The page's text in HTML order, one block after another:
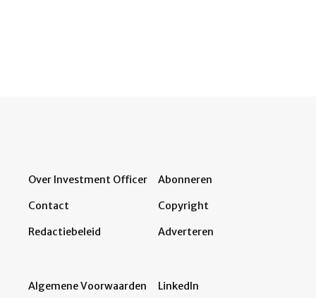
Over Investment Officer
Contact
Redactiebeleid
Abonneren
Copyright
Adverteren
Algemene Voorwaarden LinkedIn